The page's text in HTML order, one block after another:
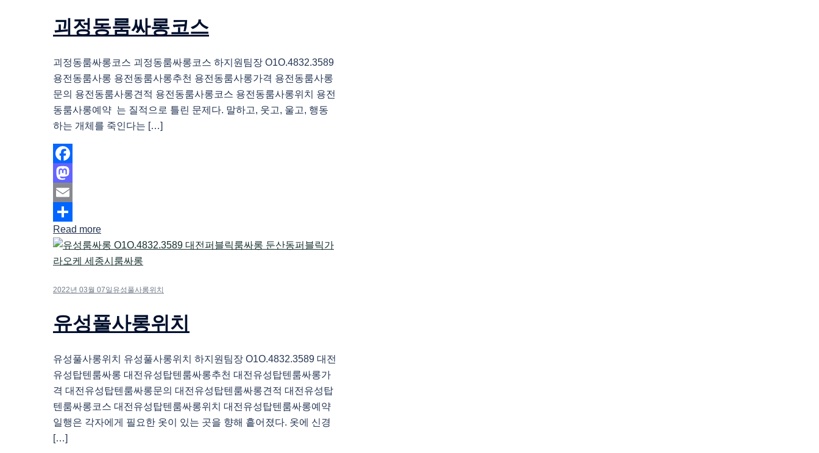
괴정동룸싸롱코스
괴정동룸싸롱코스 괴정동룸싸롱코스 하지원팀장 O1O.4832.3589
용전동룸사롱 용전동룸사롱추천 용전동룸사롱가격 용전동룸사롱
문의 용전동룸사롱견적 용전동룸사롱코스 용전동룸사롱위치 용전
동룸사롱예약 는 질적으로 틀린 문제다. 말하고, 웃고, 울고, 행동
하는 개체를 죽인다는 […]
Facebook
Mastodon
Email
Share
Read more
2022년 03월 07일 유성풀사롱위치
유성풀사롱위치
유성풀사롱위치 유성풀사롱위치 하지원팀장 O1O.4832.3589 대전
유성탑텐룸싸롱 대전유성탑텐룸싸롱추천 대전유성탑텐룸싸롱가
격 대전유성탑텐룸싸롱문의 대전유성탑텐룸싸롱견적 대전유성탑
텐룸싸롱코스 대전유성탑텐룸싸롱위치 대전유성탑텐룸싸롱예약
일행은 각자에게 필요한 옷이 있는 곳을 향해 흩어졌다. 옷에 신경
[…]